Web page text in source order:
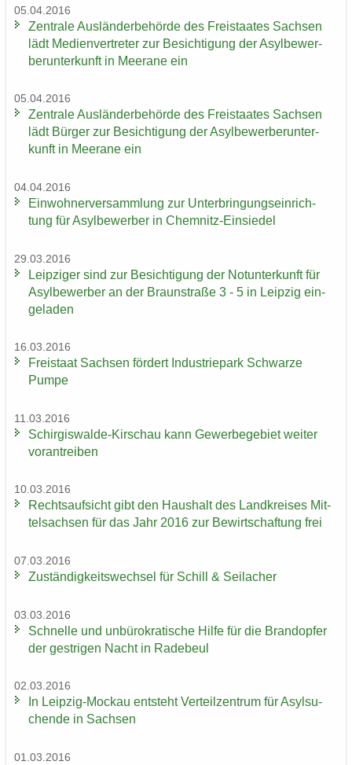
05.04.2016
Zen­tra­le Aus­län­der­be­hör­de des Frei­staa­tes Sach­sen
lädt Me­di­en­ver­tre­ter zur Be­sich­ti­gung der Asyl­be­wer­
ber­un­ter­kunft in Meer­a­ne ein
05.04.2016
Zen­tra­le Aus­län­der­be­hör­de des Frei­staa­tes Sach­sen
lädt Bür­ger zur Be­sich­ti­gung der Asyl­be­wer­ber­un­ter­
kunft in Meer­a­ne ein
04.04.2016
Ein­woh­ner­ver­samm­lung zur Un­ter­brin­gungs­ein­rich­
tung für Asyl­be­wer­ber in Chemnitz-​Einsiedel
29.03.2016
Leip­zi­ger sind zur Be­sich­ti­gung der Not­un­ter­kunft für
Asyl­be­wer­ber an der Braun­stra­ße 3 - 5 in Leip­zig ein­
ge­la­den
16.03.2016
Frei­staat Sach­sen för­dert In­dus­trie­park Schwar­ze
Pumpe
11.03.2016
Schirgiswalde-​Kirschau kann Ge­wer­be­ge­biet wei­ter
vor­an­trei­ben
10.03.2016
Rechts­auf­sicht gibt den Haus­halt des Land­krei­ses Mit­
tel­sach­sen für das Jahr 2016 zur Be­wirt­schaf­tung frei
07.03.2016
Zu­stän­dig­keits­wech­sel für Schill & Seil­a­cher
03.03.2016
Schnel­le und un­bü­ro­kra­ti­sche Hilfe für die Brand­op­fer
der gest­ri­gen Nacht in Ra­de­beul
02.03.2016
In Leipzig-​Mockau ent­steht Ver­teil­zen­trum für Asyl­su­
chen­de in Sach­sen
01.03.2016